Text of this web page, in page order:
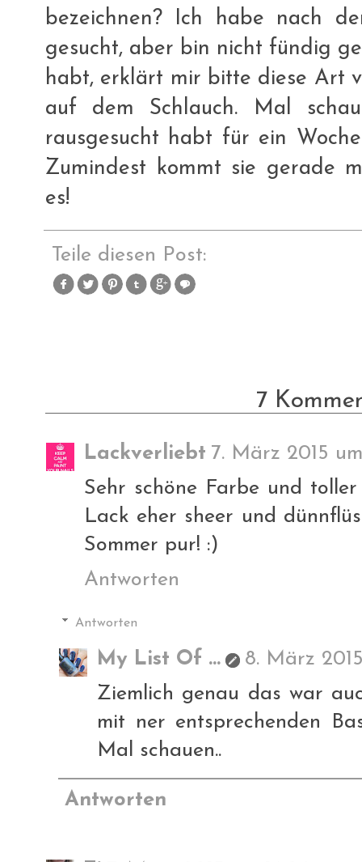
bezeichnen? Ich habe nach
gesucht, aber bin nicht fündig
habt, erklärt mir bitte diese Art
auf dem Schlauch. Mal
rausgesucht habt für ein
Zumindest kommt sie gerade
es!
Teile diesen Post:
7
Lackverliebt 7. März 2015 um
Sehr schöne Farbe und
Lack eher sheer und
Sommer pur! :)
Antworten
Antworten
My List Of ...
8. März
Ziemlich genau das war
mit ner entsprechenden
Mal schauen..
Antworten